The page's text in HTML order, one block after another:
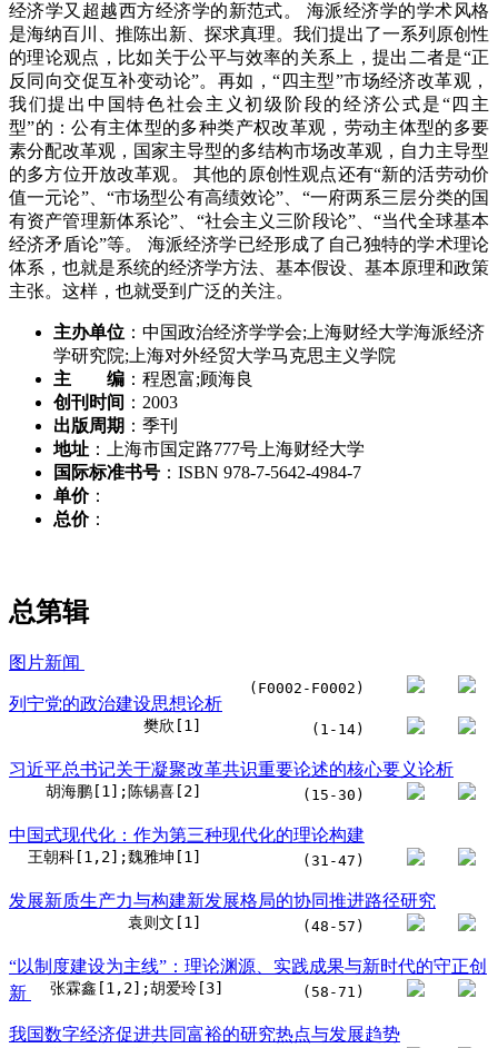
经济学又超越西方经济学的新范式。 海派经济学的学术风格
是海纳百川、推陈出新、探求真理。我们提出了一系列原创性
的理论观点，比如关于公平与效率的关系上，提出二者是“正
反同向交促互补变动论”。再如，“四主型”市场经济改革观，
我们提出中国特色社会主义初级阶段的经济公式是“四主
型”的：公有主体型的多种类产权改革观，劳动主体型的多要
素分配改革观，国家主导型的多结构市场改革观，自力主导型
的多方位开放改革观。 其他的原创性观点还有“新的活劳动价
值一元论”、“市场型公有高绩效论”、“一府两系三层分类的国
有资产管理新体系论”、“社会主义三阶段论”、“当代全球基本
经济矛盾论”等。 海派经济学已经形成了自己独特的学术理论
体系，也就是系统的经济学方法、基本假设、基本原理和政策
主张。这样，也就受到广泛的关注。
主办单位 ：中国政治经济学学会;上海财经大学海派经济
学研究院;上海对外经贸大学马克思主义学院
主 编 ：程恩富;顾海良
创刊时间 ：2003
出版周期 ：季刊
地址 ：上海市国定路777号上海财经大学
国际标准书号 ：ISBN 978-7-5642-4984-7
单价：
总价：
总第辑
图片新闻
(F0002-F0002)
列宁党的政治建设思想论析
樊欣[1] (1-14)
习近平总书记关于凝聚改革共识重要论述的核心要义论析
胡海鹏[1];陈锡喜[2] (15-30)
中国式现代化：作为第三种现代化的理论构建
王朝科[1,2];魏雅坤[1] (31-47)
发展新质生产力与构建新发展格局的协同推进路径研究
袁则文[1] (48-57)
“以制度建设为主线”：理论渊源、实践成果与新时代的守正创
新
张霖鑫[1,2];胡爱玲[3] (58-71)
我国数字经济促进共同富裕的研究热点与发展趋势